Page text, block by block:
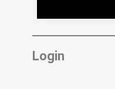
Login